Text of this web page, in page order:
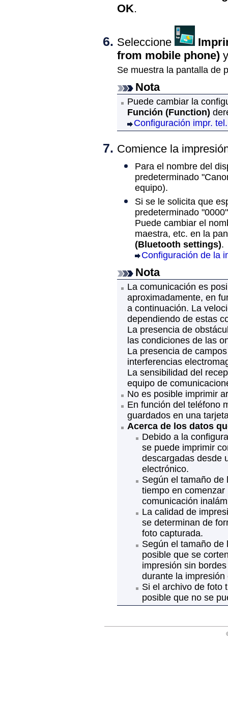
OK.
Seleccione
from mobile phone)
Se muestra la pantalla de
Nota
Puede cambiar la
Función (Function)
Configuración impr.
Comience la
Para el nombre del
predeterminado
equipo).
Si se le solicita que
predeterminado
Puede cambiar el
maestra, etc. en la
(Bluetooth settings).
Configuración de la
Nota
La comunicación es
aproximadamente, en
a continuación. La
dependiendo de estas
La presencia de
las condiciones de las
La presencia de
interferencias
La sensibilidad del
equipo de
No es posible imprimir
En función del teléfono
guardados en una
Acerca de los datos
Debido a la
se puede imprimir
descargadas desde
electrónico.
Según el tamaño
tiempo en
comunicación
La calidad de
se determinan de
foto capturada.
Según el tamaño de
posible que se
impresión sin
durante la impresión
Si el archivo de foto
posible que no se